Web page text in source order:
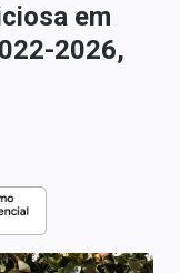
em
2026,